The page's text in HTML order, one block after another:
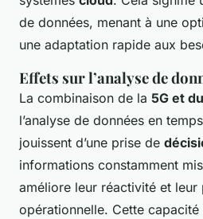
de données, menant à une
une adaptation rapide aux
Effets sur l’analyse de
La combinaison de la 5G et
l’analyse de données en
jouissent d’une prise de
informations constamment
améliore leur réactivité et leur
opérationnelle. Cette capacité